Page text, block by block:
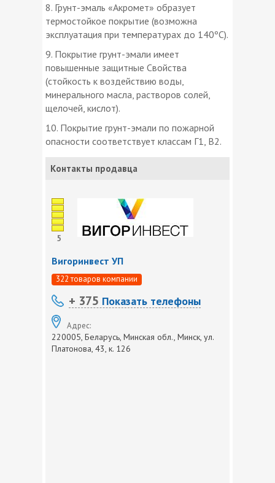
8. Грунт-эмаль «Акромет» образует
термостойкое покрытие (возможна
эксплуатация при температурах до 140ºС).
9. Покрытие грунт-эмали имеет
повышенные защитные Свойства
(стойкость к воздействию воды,
минерального масла, растворов солей,
щелочей, кислот).
10. Покрытие грунт-эмали по пожарной
опасности соответствует классам Г1, В2.
Контакты продавца
5
Вигоринвест УП
322 товаров компании
+ 375 Показать телефоны
Адрес:
220005, Беларусь, Минская обл., Минск, ул.
Платонова, 43, к. 126